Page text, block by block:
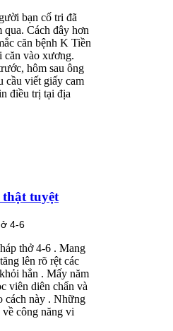
bạn cố tri đã
qua. Cách đây hơn
căn bệnh K Tiền
căn vào xương.
hôm sau ông
cầu viết giấy cam
điều trị tại địa
tuyệt
4-6
thở 4-6 . Mang
lên rõ rệt các
hẳn . Mấy năm
viên diên chẩn và
cách này . Những
công năng vi